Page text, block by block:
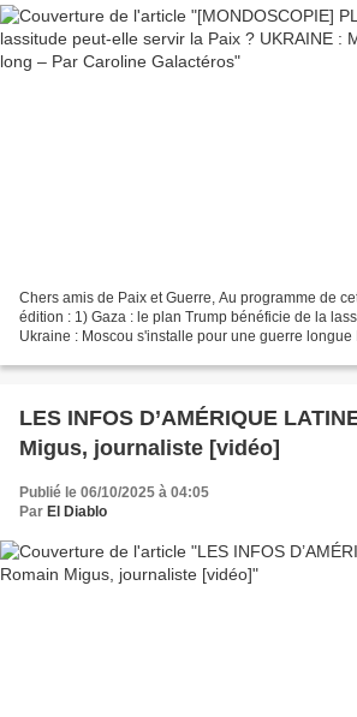
Chers amis de Paix et Guerre, Au programme de
édition : 1) Gaza : le plan Trump bénéficie de la
Ukraine : Moscou s'installe pour une guerre longue
LES INFOS D’AMÉRIQUE
Migus, journaliste [vidéo]
Publié le 06/10/2025 à 04:05
Par El Diablo